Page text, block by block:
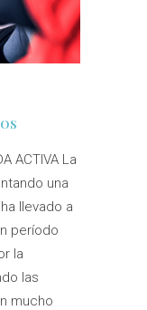
ACTIVA La
una
llevado a
período
la
las
mucho